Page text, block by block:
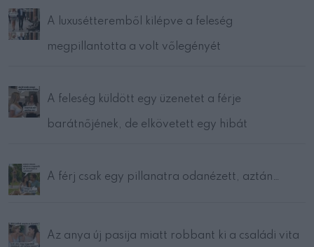
A luxusétteremből kilépve a feleség
megpillantotta a volt vőlegényét
A feleség küldött egy üzenetet a férje
barátnőjének, de elkövetett egy hibát
A férj csak egy pillanatra odanézett, aztán…
Az anya új pasija miatt robbant ki a családi vita